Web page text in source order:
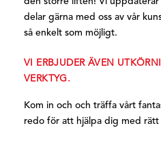
delar gärna med oss av vår
så enkelt som möjligt.
VI ERBJUDER ÄVEN
VERKTYG.
Kom in och och träffa vårt
redo för att hjälpa dig med rätt